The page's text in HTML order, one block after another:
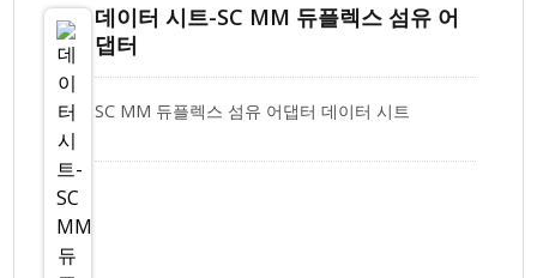
데이터 시트-SC MM 듀플렉스 섬유 어
댑터
SC MM 듀플렉스 섬유 어댑터 데이터 시트